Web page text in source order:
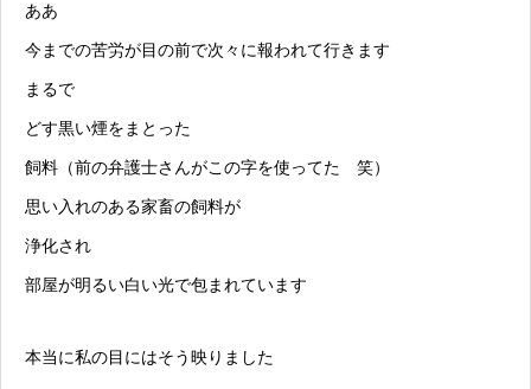
ああ
今までの苦労が目の前で次々に報われて行きます
まるで
どす黒い煙をまとった
飼料（前の弁護士さんがこの字を使ってた 笑）
思い入れのある家畜の飼料が
浄化され
部屋が明るい白い光で包まれています
本当に私の目にはそう映りました